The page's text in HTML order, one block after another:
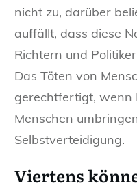
nicht zu, darüber
auffällt, dass diese
Richtern und
Das Töten von
gerechtfertigt, wenn
Menschen
Selbstverteidigung.
Viertens